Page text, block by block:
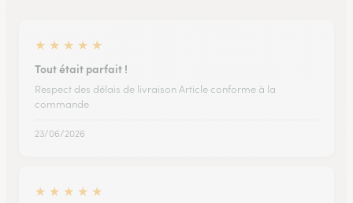
★ ★ ★ ★ ★
Tout était parfait !
Respect des délais de livraison Article conforme à la
commande
23/06/2026
★ ★ ★ ★ ★